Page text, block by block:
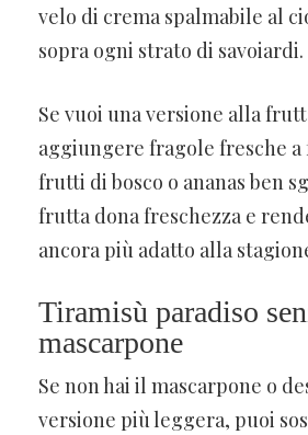
velo di crema spalmabile al
sopra ogni strato di savoiardi.
Se vuoi una versione alla
aggiungere fragole fresche
frutti di bosco o ananas ben
frutta dona freschezza e
ancora più adatto alla
Tiramisù paradiso
mascarpone
Se non hai il mascarpone o
versione più leggera, puoi